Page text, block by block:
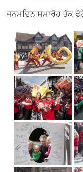
ਜਨਮਦਿਨ ਸਮਾਰੋਹ ਤੱਕ